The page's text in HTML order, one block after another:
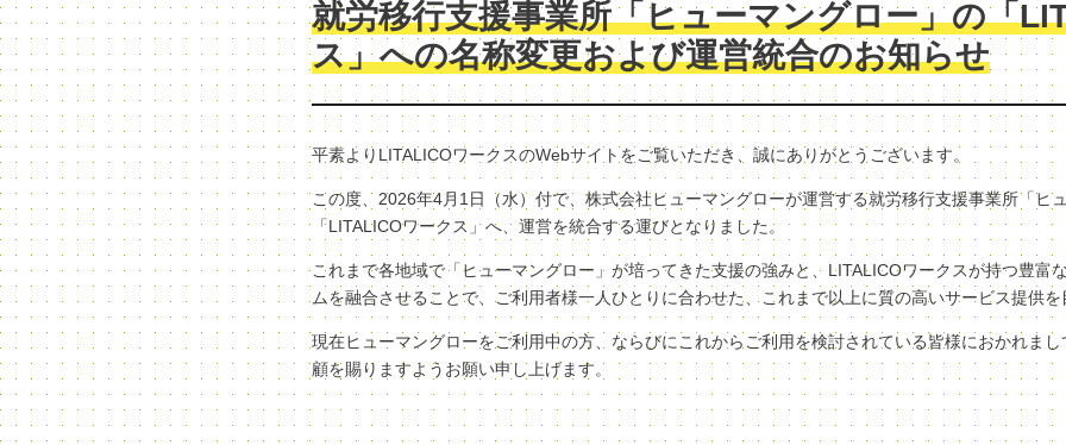
就労移行支援事業所「ヒューマングロー」の「
ス」への名称変更および運営統合のお知らせ
平素よりLITALICOワークスのWebサイトをご覧いただき、誠にありがとうございます。
この度、2026年4月1日（水）付で、株式会社ヒューマングローが運営する就労移行支援事業所「ヒ
「LITALICOワークス」へ、運営を統合する運びとなりました。
これまで各地域で「ヒューマングロー」が培ってきた支援の強みと、LITALICOワークスが持つ豊富
ムを融合させることで、ご利用者様一人ひとりに合わせた、これまで以上に質の高いサービス提供
現在ヒューマングローをご利用中の方、ならびにこれからご利用を検討されている皆様におかれま
顧を賜りますようお願い申し上げます。